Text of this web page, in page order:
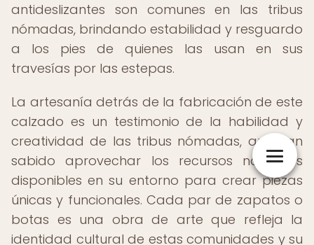
antideslizantes son comunes en las tribus
nómadas, brindando estabilidad y resguardo
a los pies de quienes las usan en sus
travesías por las estepas.
La artesanía detrás de la fabricación de este
calzado es un testimonio de la habilidad y
creatividad de las tribus nómadas, que han
sabido aprovechar los recursos naturales
disponibles en su entorno para crear piezas
únicas y funcionales. Cada par de zapatos o
botas es una obra de arte que refleja la
identidad cultural de estas comunidades y su